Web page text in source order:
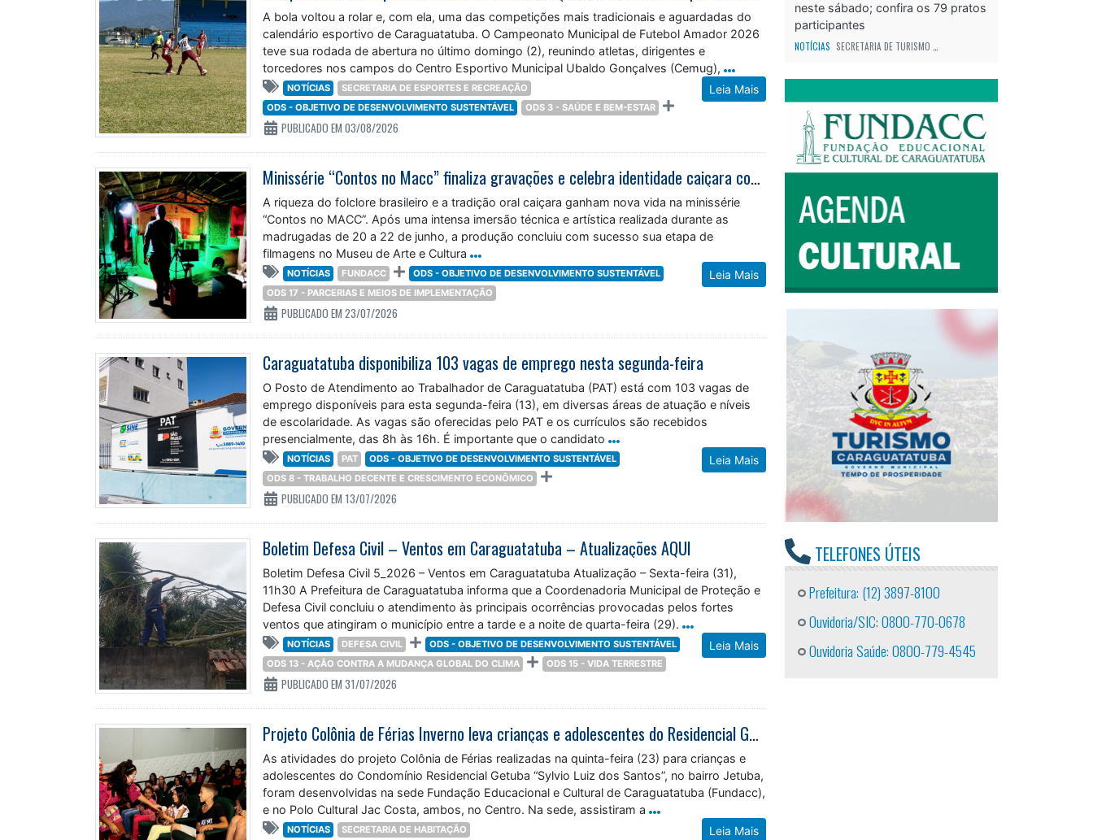
A bola voltou a rolar e, com ela, uma das competições mais tradicionais e aguardadas do
calendário esportivo de Caraguatatuba. O Campeonato Municipal de Futebol Amador 2026
teve sua rodada de abertura no último domingo (2), reunindo atletas, dirigentes e
torcedores nos campos do Centro Esportivo Municipal Ubaldo Gonçalves (Cemug),
Leia Mais
NOTÍCIAS
SECRETARIA DE ESPORTES E RECREAÇÃO
ODS - OBJETIVO DE DESENVOLVIMENTO SUSTENTÁVEL
ODS 3 - SAÚDE E BEM-ESTAR
PUBLICADO EM 03/08/2026
A riqueza do folclore brasileiro e a tradição oral caiçara ganham nova vida na minissérie
“Contos no MACC”. Após uma intensa imersão técnica e artística realizada durante as
madrugadas de 20 a 22 de junho, a produção concluiu com sucesso sua etapa de
filmagens no Museu de Arte e Cultura
Leia Mais
NOTÍCIAS FUNDACC
ODS - OBJETIVO DE DESENVOLVIMENTO SUSTENTÁVEL
ODS 17 - PARCERIAS E MEIOS DE IMPLEMENTAÇÃO
PUBLICADO EM 23/07/2026
Caraguatatuba disponibiliza 103 vagas de emprego nesta segunda-feira
O Posto de Atendimento ao Trabalhador de Caraguatatuba (PAT) está com 103 vagas de
emprego disponíveis para esta segunda-feira (13), em diversas áreas de atuação e níveis
de escolaridade. As vagas são oferecidas pelo PAT e os currículos são recebidos
presencialmente, das 8h às 16h. É importante que o candidato
Leia Mais
NOTÍCIAS PAT
ODS - OBJETIVO DE DESENVOLVIMENTO SUSTENTÁVEL
ODS 8 - TRABALHO DECENTE E CRESCIMENTO ECONÔMICO
PUBLICADO EM 13/07/2026
Boletim Defesa Civil – Ventos em Caraguatatuba – Atualizações AQUI
Boletim Defesa Civil 5_2026 – Ventos em Caraguatatuba Atualização – Sexta-feira (31),
11h30 A Prefeitura de Caraguatatuba informa que a Coordenadoria Municipal de Proteção e
Defesa Civil concluiu o atendimento às principais ocorrências provocadas pelos fortes
ventos que atingiram o município entre a tarde e a noite de quarta-feira (29).
Leia Mais
NOTÍCIAS DEFESA CIVIL
ODS - OBJETIVO DE DESENVOLVIMENTO SUSTENTÁVEL
ODS 13 - AÇÃO CONTRA A MUDANÇA GLOBAL DO CLIMA
ODS 15 - VIDA TERRESTRE
PUBLICADO EM 31/07/2026
As atividades do projeto Colônia de Férias realizadas na quinta-feira (23) para crianças e
adolescentes do Condomínio Residencial Getuba “Sylvio Luiz dos Santos”, no bairro Jetuba,
foram desenvolvidas na sede Fundação Educacional e Cultural de Caraguatatuba (Fundacc),
e no Polo Cultural Jac Costa, ambos, no Centro. Na sede, assistiram a
Leia Mais
NOTÍCIAS
SECRETARIA DE HABITAÇÃO
neste sábado; confira os 79 pratos
participantes
NOTÍCIAS SECRETARIA DE TURISMO
TELEFONES ÚTEIS
Prefeitura: (12) 3897-8100
Ouvidoria/SIC: 0800-770-0678
Ouvidoria Saúde: 0800-779-4545